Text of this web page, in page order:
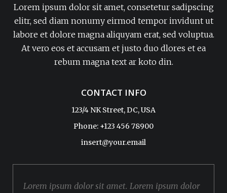
Lorem ipsum dolor sit amet, consetetur sadipscing
elitr, sed diam nonumy eirmod tempor invidunt ut
labore et dolore magna aliquyam erat, sed voluptua.
At vero eos et accusam et justo duo dlores et ea
rebum magna text ar koto din.
CONTACT INFO
123/4 NK Street, DC, USA
Phone: +123 456 78900
insert@your.email
Lorem ipsum dolor sit amet. Lorem ipsum dolor